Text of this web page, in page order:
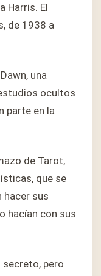
Harris. El
de 1938 a
una
ocultos
parte en la
de Tarot,
que se
hacer sus
hacían con sus
pero